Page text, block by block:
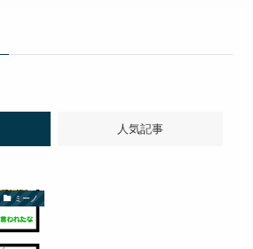
人気記事
ミーノ